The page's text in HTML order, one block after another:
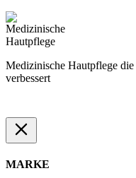
Medizinische Hautpflege
verbessert
MARKE